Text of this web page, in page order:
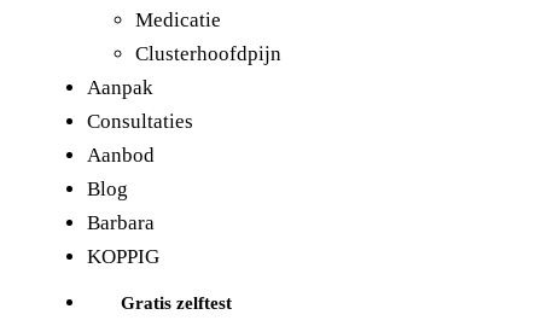
Medicatie
Clusterhoofdpijn
Aanpak
Consultaties
Aanbod
Blog
Barbara
KOPPIG
Gratis zelftest